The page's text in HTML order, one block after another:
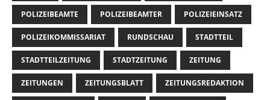
POLIZEIBEAMTE POLIZEIBEAMTER POLIZEIEINSATZ
POLIZEIKOMMISSARIAT RUNDSCHAU STADTTEIL
STADTTEILZEITUNG STADTZEITUNG ZEITUNG
ZEITUNGEN ZEITUNGSBLATT ZEITUNGSREDAKTION